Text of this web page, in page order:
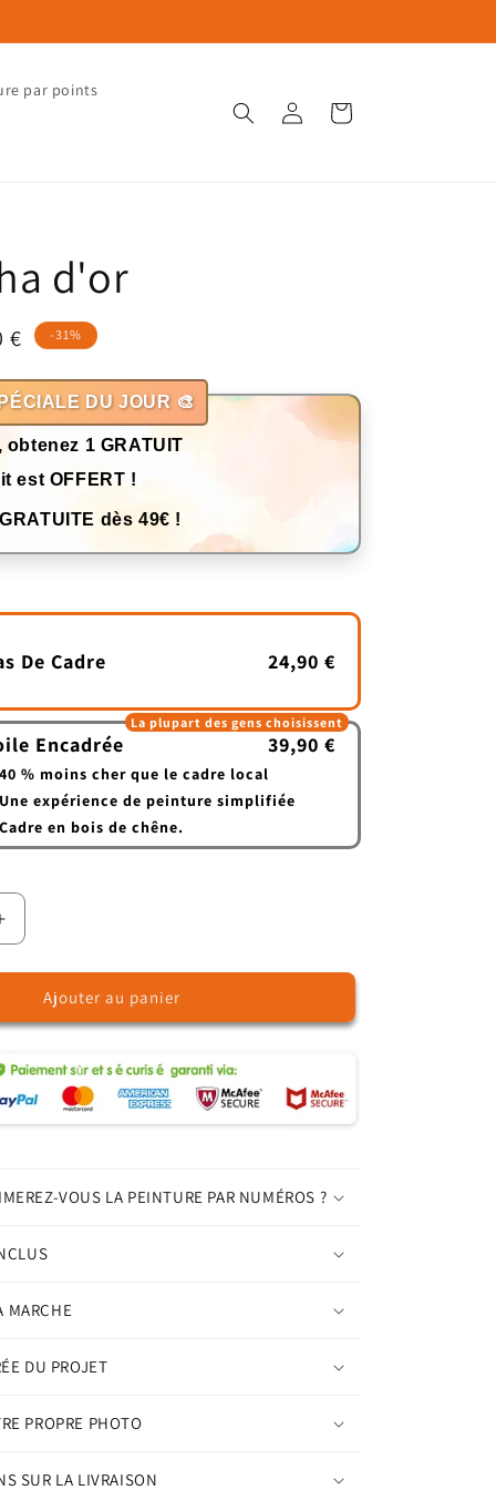
par points
Connexion Panier
d'or
€ -31%
DU JOUR 🎨
obtenez 1 GRATUIT
est OFFERT !
dès 49€ !
De Cadre 24,90 €
Encadrée 39,90 €
40 % moins cher que le cadre local
Une expérience de peinture simplifiée
en bois de chêne.
La plupart des gens choisissent
Augmenter
par
Ajouter au panier
VOUS LA PEINTURE PAR NUMÉROS ?
MARCHE
DU PROJET
PROPRE PHOTO
SUR LA LIVRAISON